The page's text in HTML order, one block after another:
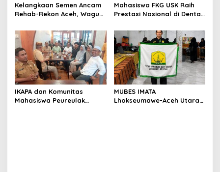
Kelangkaan Semen Ancam
Rehab-Rekon Aceh, Wagub
Mahasiswa FKG USK Raih
Prestasi Nasional di Dental
IKAPA dan Komunitas
Mahasiswa Peureulak
MUBES IMATA
Lhokseumawe-Aceh Utara